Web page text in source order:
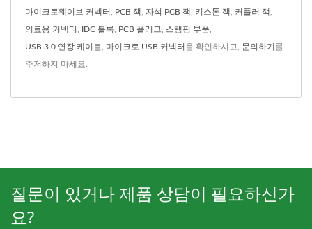
마이크로웨이브 커넥터 PCB 잭 자석 PCB 잭 키스톤 잭 커플러 잭
의료용 커넥터 IDC 블록 PCB 플러그 스탬핑 부품
USB 3.0 연장 케이블 마이크로 USB 커넥터 을 확인하시고, 문의하기 를
주저하지 마세요.
질문이 있거나 제품 상담이 필요하신가
요?